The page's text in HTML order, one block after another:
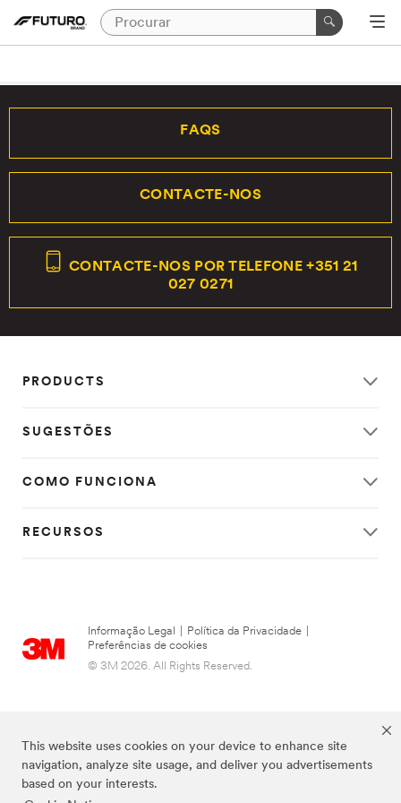
This website uses cookies on your device to enhance site
navigation, analyze site usage, and deliver you advertisements
based on your interests.
FAQS
CONTACTE-NOS
CONTACTE-NOS POR TELEFONE +351 21
027 0271
PRODUCTS
SUGESTÕES
COMO FUNCIONA
RECURSOS
Informação Legal Política da Privacidade
Preferências de cookies
© 3M 2026. All Rights Reserved.